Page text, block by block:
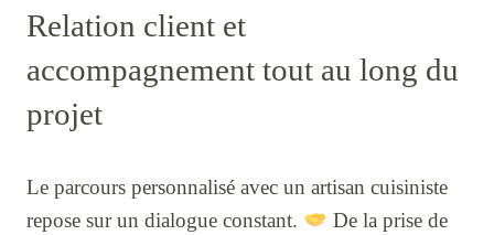
Relation client et
accompagnement tout au long du
projet
Le parcours personnalisé avec un artisan cuisiniste
repose sur un dialogue constant.
De la prise de